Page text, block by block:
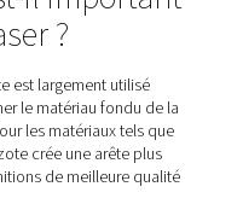
Site A Amélioré La